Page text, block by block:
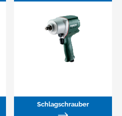
Schlagschrauber